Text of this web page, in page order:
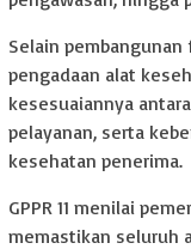
Selain
pengadaan alat
kesesuaiannya
pelayanan, serta
kesehatan penerima.
GPPR 11 menilai
memastikan seluruh